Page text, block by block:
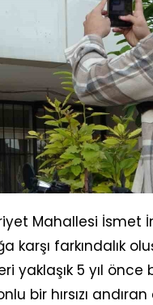
Mahallesi İsmet
karşı farkındalık
5 yıl önce
bir hırsızı